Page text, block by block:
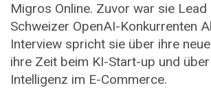
Migros Online. Zuvor war sie Lead
Schweizer OpenAI-Konkurrenten
Interview spricht sie über ihre
ihre Zeit beim KI-Start-up und
Intelligenz im E-Commerce.